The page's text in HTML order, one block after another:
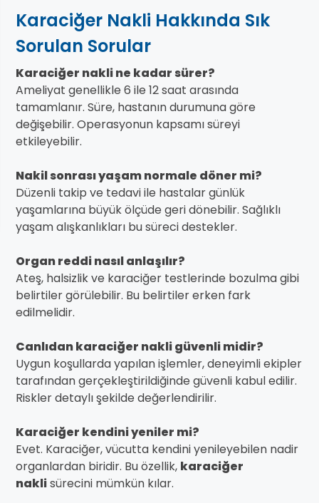
Karaciğer Nakli Hakkında Sık
Sorulan Sorular
Karaciğer nakli ne kadar sürer?
Ameliyat genellikle 6 ile 12 saat arasında
tamamlanır. Süre, hastanın durumuna göre
değişebilir. Operasyonun kapsamı süreyi
etkileyebilir.
Nakil sonrası yaşam normale döner mi?
Düzenli takip ve tedavi ile hastalar günlük
yaşamlarına büyük ölçüde geri dönebilir. Sağlıklı
yaşam alışkanlıkları bu süreci destekler.
Organ reddi nasıl anlaşılır?
Ateş, halsizlik ve karaciğer testlerinde bozulma gibi
belirtiler görülebilir. Bu belirtiler erken fark
edilmelidir.
Canlıdan karaciğer nakli güvenli midir?
Uygun koşullarda yapılan işlemler, deneyimli ekipler
tarafından gerçekleştirildiğinde güvenli kabul edilir.
Riskler detaylı şekilde değerlendirilir.
Karaciğer kendini yeniler mi?
Evet. Karaciğer, vücutta kendini yenileyebilen nadir
organlardan biridir. Bu özellik, karaciğer
naklisürecini mümkün kılar.